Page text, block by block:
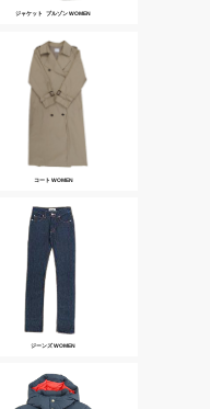
ジャケット･ブルゾン WOMEN
コート WOMEN
ジーンズ WOMEN